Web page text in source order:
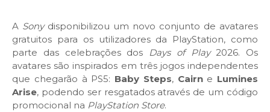
A Sony disponibilizou um novo conjunto de avatares
gratuitos para os utilizadores da PlayStation, como
parte das celebrações dos Days of Play2026. Os
avatares são inspirados em três jogos independentes
que chegarão à PS5: Baby Steps, Cairn e Lumines
Arise, podendo ser resgatados através de um código
promocional na PlayStation Store.